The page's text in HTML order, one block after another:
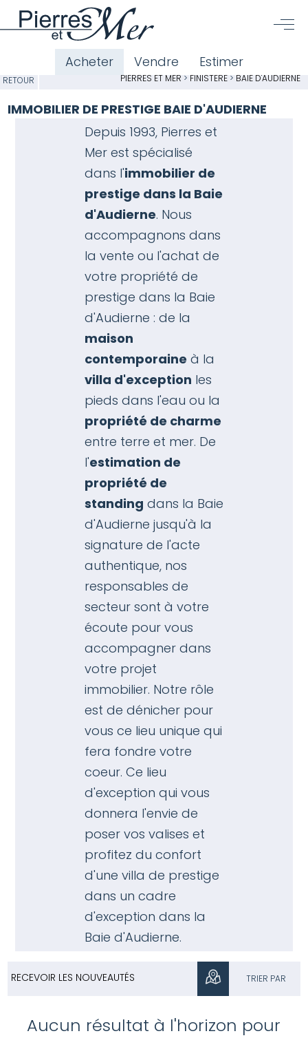
Acheter Vendre Estimer
RETOUR PIERRES ET MER > FINISTÈRE> BAIE D'AUDIERNE
IMMOBILIER DE PRESTIGE BAIE D'AUDIERNE
Depuis 1993, Pierres et
Mer est spécialisé
dans l'immobilier de
prestige dans la Baie
d'Audierne. Nous
accompagnons dans
la vente ou l'achat de
votre propriété de
prestige dans la Baie
d'Audierne : de la
maison
contemporaine à la
villa d'exception les
pieds dans l'eau ou la
propriété de charme
entre terre et mer. De
l'estimation de
propriété de
standing dans la Baie
d'Audierne jusqu'à la
signature de l'acte
authentique, nos
responsables de
secteur sont à votre
écoute pour vous
accompagner dans
votre projet
immobilier. Notre rôle
est de dénicher pour
vous ce lieu unique qui
fera fondre votre
coeur. Ce lieu
d'exception qui vous
donnera l'envie de
poser vos valises et
profitez du confort
d'une villa de prestige
dans un cadre
d'exception dans la
Baie d'Audierne.
TRIER PAR
RECEVOIR LES NOUVEAUTÉS
Aucun résultat à l'horizon pour